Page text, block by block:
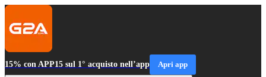
15% con APP15 sul 1° acquisto nell’app Apri app